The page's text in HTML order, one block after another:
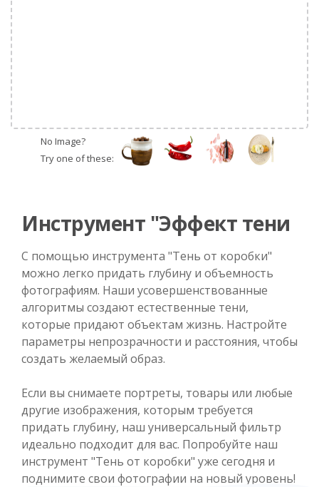
No Image?
Try one of these:
Инструмент "Эффект тени
С помощью инструмента "Тень от коробки"
можно легко придать глубину и объемность
фотографиям. Наши усовершенствованные
алгоритмы создают естественные тени,
которые придают объектам жизнь. Настройте
параметры непрозрачности и расстояния, чтобы
создать желаемый образ.
Если вы снимаете портреты, товары или любые
другие изображения, которым требуется
придать глубину, наш универсальный фильтр
идеально подходит для вас. Попробуйте наш
инструмент "Тень от коробки" уже сегодня и
поднимите свои фотографии на новый уровень!